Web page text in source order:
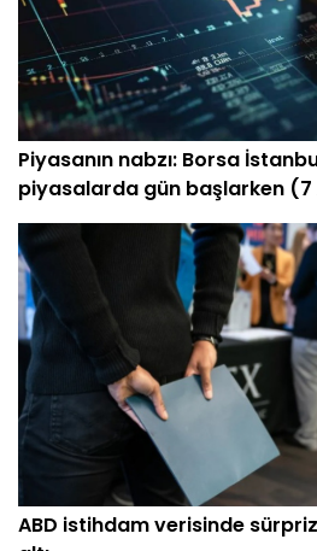
Piyasanın nabzı: Borsa
piyasalarda gün başlarken
ABD istihdam verisinde